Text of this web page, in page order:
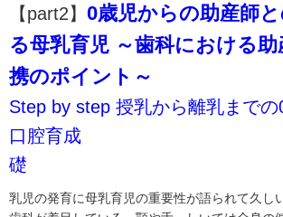
【part2】 0歳児からの助産師
る母乳育児 ～歯科における
携のポイント～
Step by step 授乳から離乳まで
口腔育成
礎
乳児の発育に母乳育児の重要性が語られて久し